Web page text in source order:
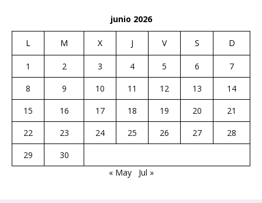
junio 2026
L M X J V S D
1 2 3 4 5 6
7
8
9 10 11 12 13
14
15
16 17 18 19 20
21
22
23 24 25 26 27
28
29
30
« May
Jul »